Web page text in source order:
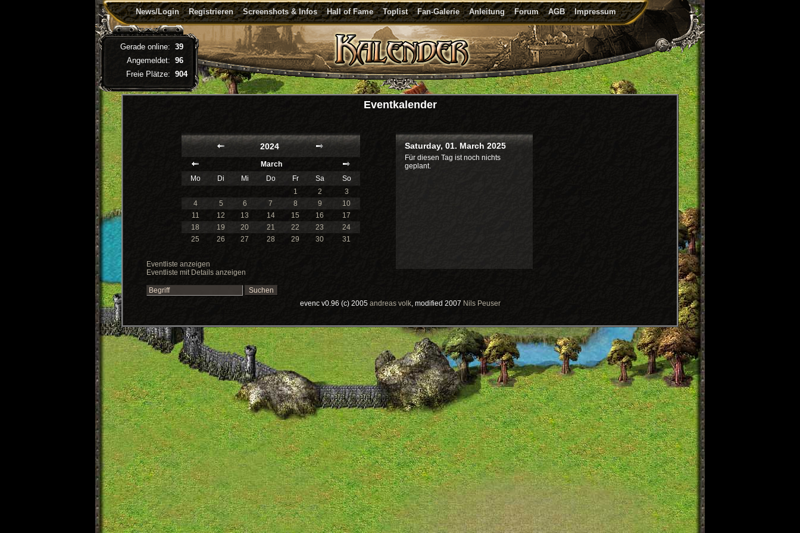
News/Login Registrieren Screenshots & Infos Hall of Fame Toplist Fan-Galerie Anleitung Forum AGB Impressum
Eventkalender
2024
March
Mo
Di Mi Do Fr Sa
So
1
2
3
4
5 6 7 8 9
10
11
12 13 14 15 16
17
18
19 20 21 22 23
24
25
26 27 28 29 30 31
Eventliste anzeigen
Eventliste mit Details anzeigen
Saturday, 01. March 2025
Für diesen Tag ist noch nichts
geplant.
evenc v0.96 (c) 2005 andreas volk, modified 2007 Nils Peuser
Gerade online: 39
Angemeldet: 96
Freie Plätze: 904